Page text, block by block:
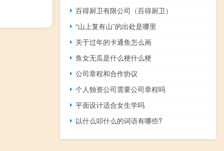
百得厨卫有限公司（百得厨卫）
“山上复有山”的出处是哪里
关于过年的卡通鱼怎么画
鱼女无瓜是什么梗什么梗
公司章程和合作协议
个人独资公司需要公司章程吗
平面设计适合女生学吗
以什么叩什么的词语有哪些?